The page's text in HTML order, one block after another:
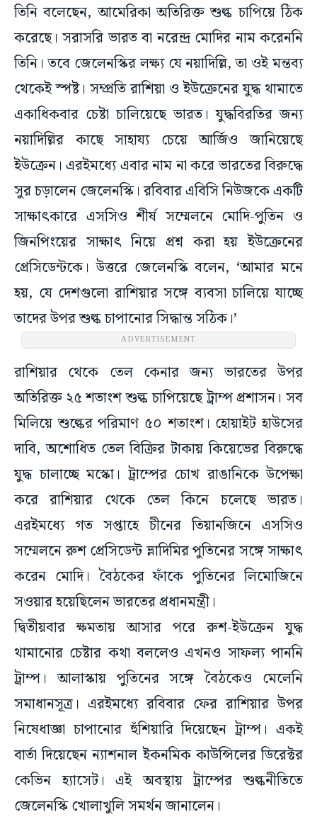
তিনি বলেছেন, আমেরিকা অতিরিক্ত শুল্ক চাপিয়ে ঠিক
করেছে। সরাসরি ভারত বা নরেন্দ্র মোদির নাম করেননি
তিনি। তবে জেলেনস্কির লক্ষ্য যে নয়াদিল্লি, তা ওই মন্তব্য
থেকেই স্পষ্ট। সম্প্রতি রাশিয়া ও ইউক্রেনের যুদ্ধ থামাতে
একাধিকবার চেষ্টা চালিয়েছে ভারত। যুদ্ধবিরতির জন্য
নয়াদিল্লির কাছে সাহায্য চেয়ে আর্জিও জানিয়েছে
ইউক্রেন। এরইমধ্যে এবার নাম না করে ভারতের বিরুদ্ধে
সুর চড়ালেন জেলেনস্কি। রবিবার এবিসি নিউজকে একটি
সাক্ষাৎকারে এসসিও শীর্ষ সম্মেলনে মোদি-পুতিন ও
জিনপিংয়ের সাক্ষাৎ নিয়ে প্রশ্ন করা হয় ইউক্রেনের
প্রেসিডেন্টকে। উত্তরে জেলেনস্কি বলেন, ‘আমার মনে
হয়, যে দেশগুলো রাশিয়ার সঙ্গে ব্যবসা চালিয়ে যাচ্ছে
তাদের উপর শুল্ক চাপানোর সিদ্ধান্ত সঠিক।’
ADVERTISEMENT
রাশিয়ার থেকে তেল কেনার জন্য ভারতের উপর
অতিরিক্ত ২৫ শতাংশ শুল্ক চাপিয়েছে ট্রাম্প প্রশাসন। সব
মিলিয়ে শুল্কের পরিমাণ ৫০ শতাংশ। হোয়াইট হাউসের
দাবি, অশোধিত তেল বিক্রির টাকায় কিয়েভের বিরুদ্ধে
যুদ্ধ চালাচ্ছে মস্কো। ট্রাম্পের চোখ রাঙানিকে উপেক্ষা
করে রাশিয়ার থেকে তেল কিনে চলেছে ভারত।
এরইমধ্যে গত সপ্তাহে চীনের তিয়ানজিনে এসসিও
সম্মেলনে রুশ প্রেসিডেন্ট ভ্লাদিমির পুতিনের সঙ্গে সাক্ষাৎ
করেন মোদি। বৈঠকের ফাঁকে পুতিনের লিমোজিনে
সওয়ার হয়েছিলেন ভারতের প্রধানমন্ত্রী।
দ্বিতীয়বার ক্ষমতায় আসার পরে রুশ-ইউক্রেন যুদ্ধ
থামানোর চেষ্টার কথা বললেও এখনও সাফল্য পাননি
ট্রাম্প। আলাস্কায় পুতিনের সঙ্গে বৈঠকেও মেলেনি
সমাধানসূত্র। এরইমধ্যে রবিবার ফের রাশিয়ার উপর
নিষেধাজ্ঞা চাপানোর হুঁশিয়ারি দিয়েছেন ট্রাম্প। একই
বার্তা দিয়েছেন ন্যাশনাল ইকনমিক কাউন্সিলের ডিরেক্টর
কেভিন হ্যাসেট। এই অবস্থায় ট্রাম্পের শুল্কনীতিতে
জেলেনস্কি খোলাখুলি সমর্থন জানালেন।